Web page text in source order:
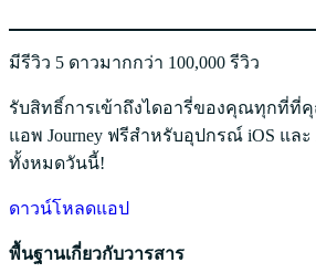
มีรีวิว 5 ดาวมากกว่า 100,000 รีวิว
รับสิทธิ์การเข้าถึงไดอารี่ของคุณทุกที่ที่
แอพ Journey ฟรีสำหรับอุปกรณ์ iOS แล
ทั้งหมดวันนี้!
ดาวน์โหลดแอป
พื้นฐานเกี่ยวกับวารสาร